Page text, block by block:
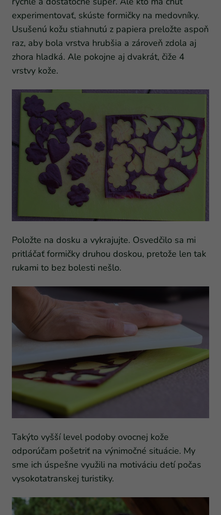
experimentovať, skúste formičky na medovníky.
Usušenú kožu stiahnutú z papiera preložte aspoň
raz, aby bola vrstva hrubšia a zároveň zdola aj
zhora hladká. Ale pokojne aj dvakrát, čiže 4
vrstvy kože.
Položte na dosku a vykrajujte. Osvedčilo sa mi
pritláčať formičky druhou doskou, pretože len tak
rukami to bez bolesti nešlo.
Takýto vyšší level podoby ovocnej kože
odporúčam pošetriť na výnimočné situácie. My
sme ich úspešne využili na motiváciu detí počas
vysokotatranskej turistiky.